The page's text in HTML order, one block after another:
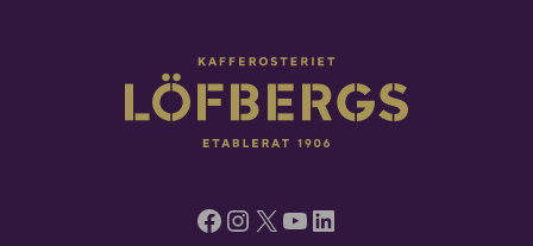
Facebook
Instagram
X YouTube
LinkedIn